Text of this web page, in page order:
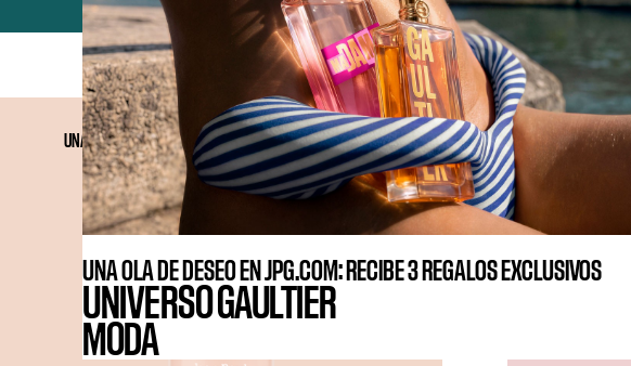
UNA OLA DE DESEO EN JPG.COM: RECIBE 3 REGALOS EXCLUSIVOS
UNIVERSO GAULTIER
MODA
UNA LECHE NUTRITIVA ENVUELTA EN UN VELO PERFUMADO